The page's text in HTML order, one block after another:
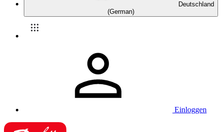
Deutschland
(German)
Einloggen